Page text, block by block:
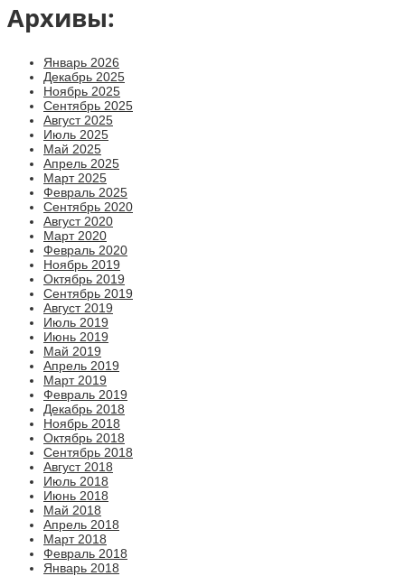
Архивы:
Январь 2026
Декабрь 2025
Ноябрь 2025
Сентябрь 2025
Август 2025
Июль 2025
Май 2025
Апрель 2025
Март 2025
Февраль 2025
Сентябрь 2020
Август 2020
Март 2020
Февраль 2020
Ноябрь 2019
Октябрь 2019
Сентябрь 2019
Август 2019
Июль 2019
Июнь 2019
Май 2019
Апрель 2019
Март 2019
Февраль 2019
Декабрь 2018
Ноябрь 2018
Октябрь 2018
Сентябрь 2018
Август 2018
Июль 2018
Июнь 2018
Май 2018
Апрель 2018
Март 2018
Февраль 2018
Январь 2018